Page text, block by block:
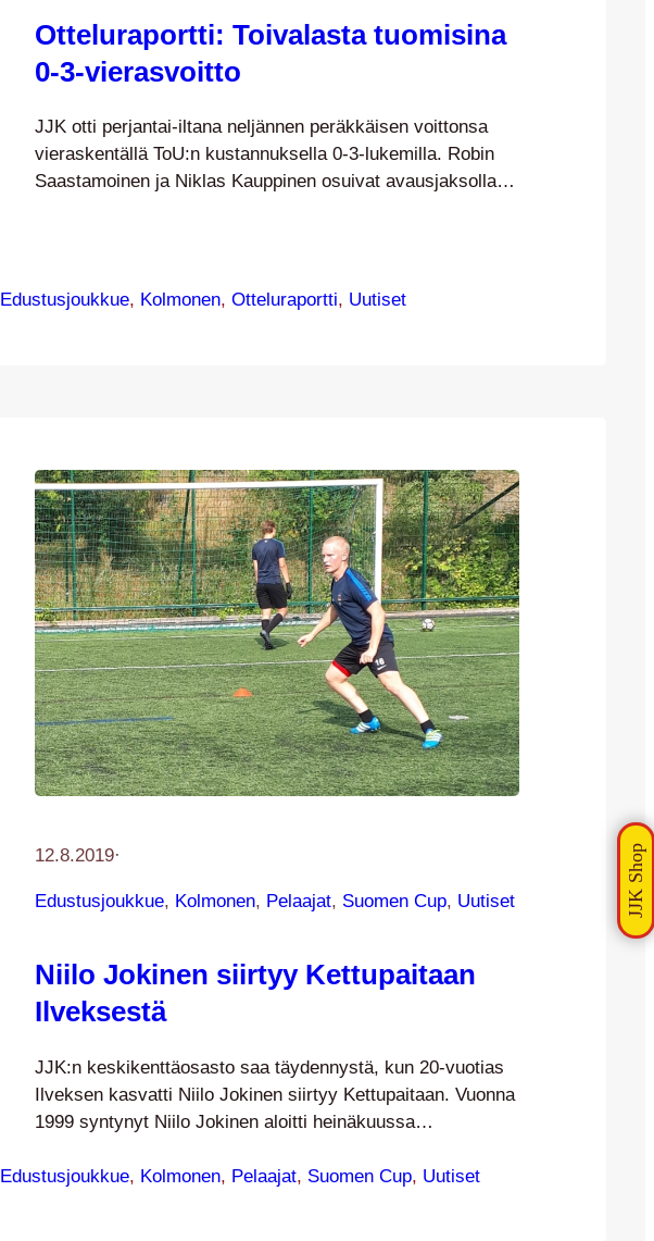
Otteluraportti: Toivalasta tuomisina
0-3-vierasvoitto
JJK otti perjantai-iltana neljännen peräkkäisen voittonsa
vieraskentällä ToU:n kustannuksella 0-3-lukemilla. Robin
Saastamoinen ja Niklas Kauppinen osuivat avausjaksolla ja
laittoi pallon verkon perukoille. Kauden 11 maalillaan
Edustusjoukkue, Kolmonen, Otteluraportti, Uutiset
12.8.2019·
Edustusjoukkue, Kolmonen, Pelaajat, Suomen Cup, Uutiset
Niilo Jokinen siirtyy Kettupaitaan
Ilveksestä
JJK:n keskikenttäosasto saa täydennystä, kun 20-vuotias
Ilveksen kasvatti Niilo Jokinen siirtyy Kettupaitaan. Vuonna
1999 syntynyt Niilo Jokinen aloitti heinäkuussa
harjoitellut elokuun alusta JJK:n mukana. Kuluvalla
Edustusjoukkue, Kolmonen, Pelaajat, Suomen Cup, Uutiset